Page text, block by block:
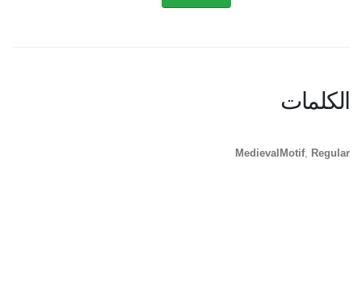
الكلمات
MedievalMotif, Regular